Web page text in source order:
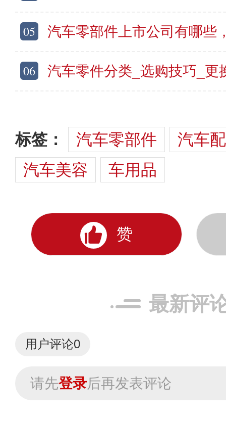
05 汽车零部件上市公司有哪些，
06 汽车零件分类_选购技巧_更
标签： 汽车零部件
汽车
汽车美容
车用品
赞
最新评
用户评论0
请先登录后再发表评论